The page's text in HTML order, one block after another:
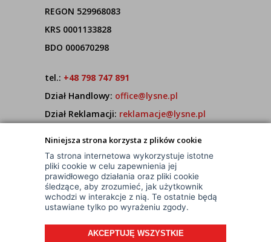
Niniejsza strona korzysta z plików cookie
Ta strona internetowa wykorzystuje istotne
pliki cookie w celu zapewnienia jej
prawidłowego działania oraz pliki cookie
śledzące, aby zrozumieć, jak użytkownik
wchodzi w interakcje z nią. Te ostatnie będą
ustawiane tylko po wyrażeniu zgody.
AKCEPTUJĘ WSZYSTKIE
REGON 529968083
KRS 0001133828
BDO 000670298
tel.: +48 798 747 891
Dział Handlowy: office@lysne.pl
Dział Reklamacji: reklamacje@lysne.pl
7:00 - 15:00
© Wszelkie Prawa Zastrzeżone